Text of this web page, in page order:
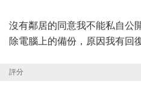
沒有鄰居的同意我不能私自公
除電腦上的備份，原因我有回
評分